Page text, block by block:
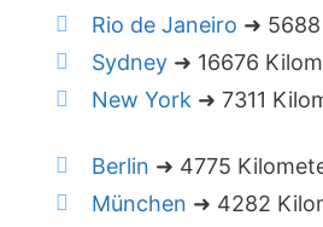
Rio de Janeiro ➜
Sydney ➜ 16676
New York ➜ 7311
Berlin ➜ 4775
München ➜ 4282